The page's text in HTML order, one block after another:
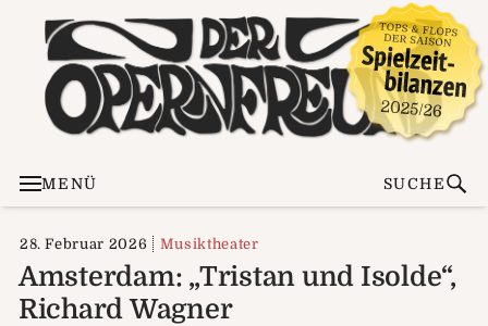
MENÜ SUCHE
28. Februar 2026 Musiktheater
Amsterdam: „Tristan und Isolde“,
Richard Wagner